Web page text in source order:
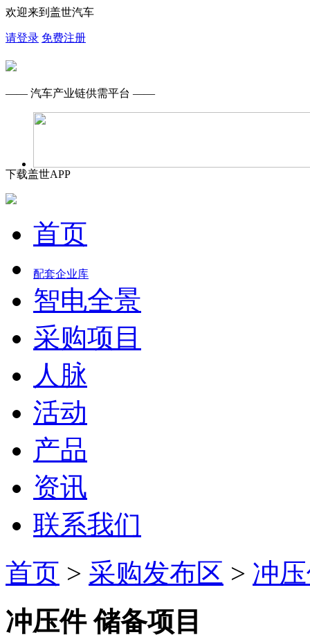
欢迎来到盖世汽车
请登录 免费注册
—— 汽车产业链供需平台 ——
下载盖世APP
首页
配套企业库
智电全景
采购项目
人脉
活动
产品
资讯
联系我们
首页 > 采购发布区 > 冲
冲压件 储备项目